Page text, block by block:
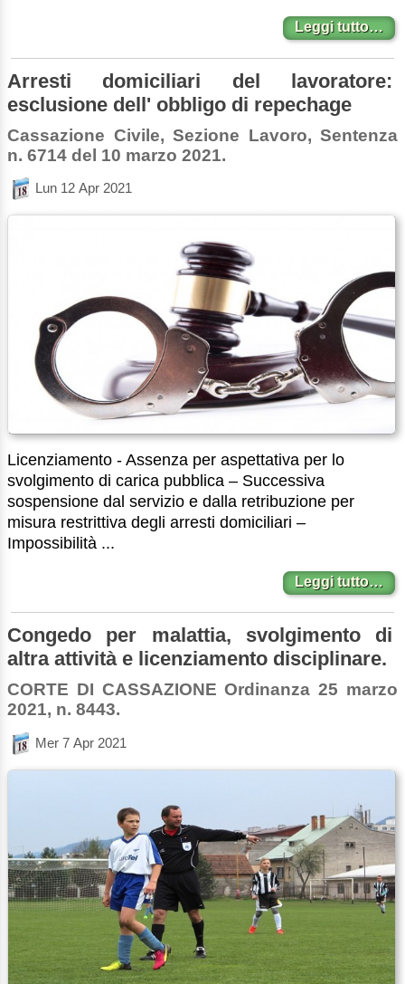
Leggi tutto…
Arresti domiciliari del lavoratore:
esclusione dell' obbligo di repechage
Cassazione Civile, Sezione Lavoro, Sentenza
n. 6714 del 10 marzo 2021.
Lun 12 Apr 2021
Licenziamento - Assenza per aspettativa per lo
svolgimento di carica pubblica – Successiva
sospensione dal servizio e dalla retribuzione per
misura restrittiva degli arresti domiciliari –
Impossibilità ...
Leggi tutto…
Congedo per malattia, svolgimento di
altra attività e licenziamento disciplinare.
CORTE DI CASSAZIONE Ordinanza 25 marzo
2021, n. 8443.
Mer 7 Apr 2021